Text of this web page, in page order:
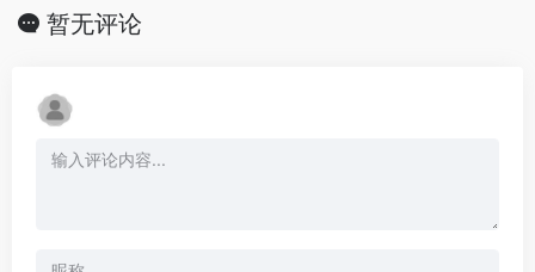
暂无评论